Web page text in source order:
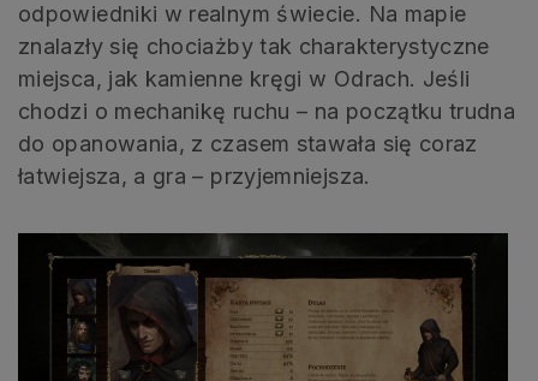
odpowiedniki w realnym świecie. Na mapie
znalazły się chociażby tak charakterystyczne
miejsca, jak kamienne kręgi w Odrach. Jeśli
chodzi o mechanikę ruchu – na początku trudna
do opanowania, z czasem stawała się coraz
łatwiejsza, a gra – przyjemniejsza.